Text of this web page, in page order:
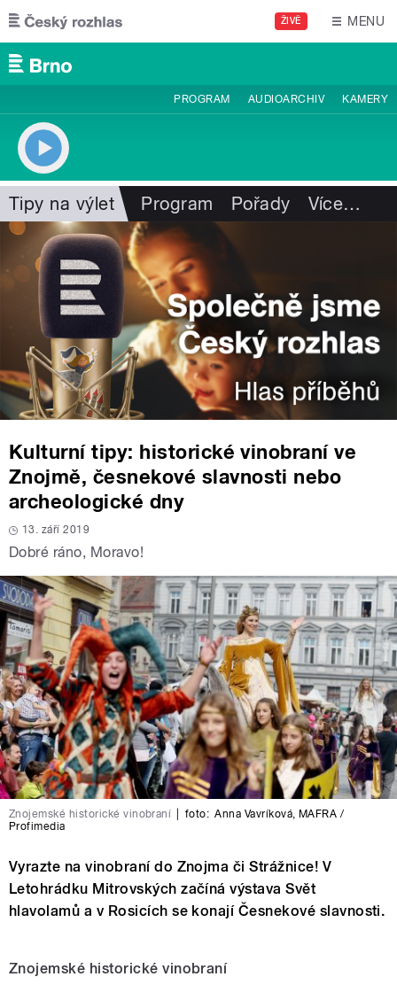
Přejít k hlavnímu obsahu
ŽIVĚ MENU
PROGRAM AUDIOARCHIV KAMERY
Tipy na výlet Program Pořady Více…
Kulturní tipy: historické vinobraní ve
Znojmě, česnekové slavnosti nebo
archeologické dny
13. září 2019
Dobré ráno, Moravo!
Znojemské historické vinobraní foto: Anna Vavríková, MAFRA /
Profimedia
Vyrazte na vinobraní do Znojma či Strážnice! V
Letohrádku Mitrovských začíná výstava Svět
hlavolamů a v Rosicích se konají Česnekové slavnosti.
Znojemské historické vinobraní